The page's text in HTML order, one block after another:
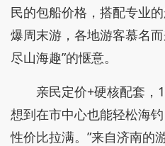
民的包船价格，搭配专业
爆周末游，各地游客慕名
尽山海趣”的惬意。
亲民定价+硬核配套，
想到在市中心也能轻松海
性价比拉满。”来自济南的